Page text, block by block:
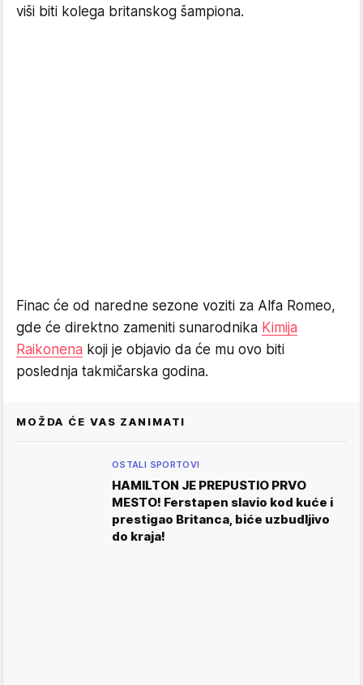
viši biti kolega britanskog šampiona.
Finac će od naredne sezone voziti za Alfa Romeo,
gde će direktno zameniti sunarodnika Kimija
Raikonena koji je objavio da će mu ovo biti
poslednja takmičarska godina.
MOŽDA ĆE VAS ZANIMATI
OSTALI SPORTOVI
HAMILTON JE PREPUSTIO PRVO
MESTO! Ferstapen slavio kod kuće i
prestigao Britanca, biće uzbudljivo
do kraja!